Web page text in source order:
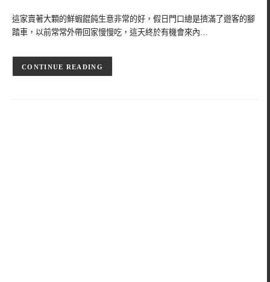
這家賣著大顆的鮮蝦餛飩生意非常的好，假日門口總是擠滿了遊客的腳
踏車，以前常常外帶回家慢慢吃，這天終於有機會來內…
CONTINUE READING